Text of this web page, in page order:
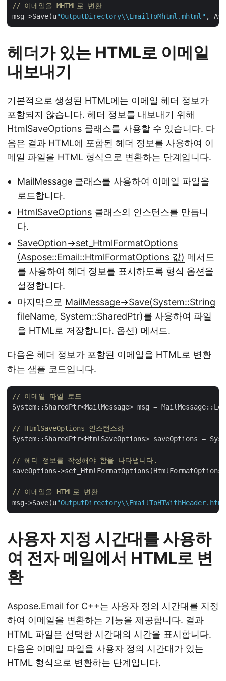
// 이메일을 MHTML로 변환
msg->Save(u"OutputDirectory\\EmailToMhtml.mhtml"
헤더가 있는 HTML로 이메일
내보내기
기본적으로 생성된 HTML에는 이메일 헤더 정보가
포함되지 않습니다. 헤더 정보를 내보내기 위해
HtmlSaveOptions 클래스를 사용할 수 있습니다. 다
음은 결과 HTML에 포함된 헤더 정보를 사용하여 이
메일 파일을 HTML 형식으로 변환하는 단계입니다.
MailMessage 클래스를 사용하여 이메일 파일을
로드합니다.
HtmlSaveOptions 클래스의 인스턴스를 만듭니
다.
SaveOption->set_HtmlFormatOptions
(Aspose::Email::HtmlFormatOptions 값) 메서드
를 사용하여 헤더 정보를 표시하도록 형식 옵션을
설정합니다.
마지막으로 MailMessage->Save(System::String
fileName, System::SharedPtr)를 사용하여 파일
을 HTML로 저장합니다. 옵션) 메서드.
다음은 헤더 정보가 포함된 이메일을 HTML로 변환
하는 샘플 코드입니다.
// 이메일 파일 로드
System::SharedPtr<MailMessage> msg =
// HtmlSaveOptions 인스턴스화
System::SharedPtr<HtmlSaveOptions> saveOptions =
// 헤더 정보를 작성해야 함을 나타냅니다.
saveOptions-
// 이메일을 HTML로 변환
msg->Save(u
사용자 지정 시간대를 사용하
여 전자 메일에서 HTML로 변
환
Aspose.Email for C++는 사용자 정의 시간대를 지정
하여 이메일을 변환하는 기능을 제공합니다. 결과
HTML 파일은 선택한 시간대의 시간을 표시합니다.
다음은 이메일 파일을 사용자 정의 시간대가 있는
HTML 형식으로 변환하는 단계입니다.